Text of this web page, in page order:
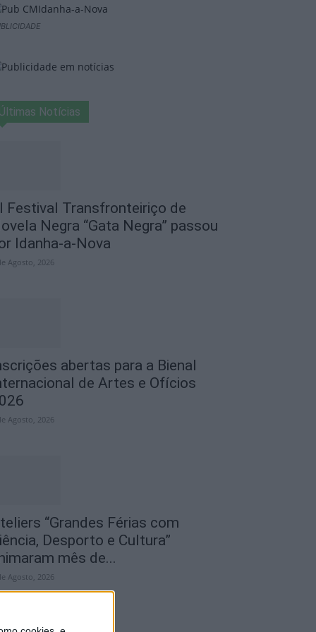
Últimas Notícias
Festival Transfronteiriço de
Negra “Gata Negra” passou
Idanha-a-Nova
Agosto, 2026
abertas para a Bienal
de Artes e Ofícios
Agosto, 2026
“Grandes Férias com
Desporto e Cultura”
mês de...
Agosto, 2026